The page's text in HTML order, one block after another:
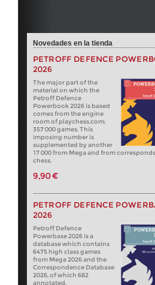
Novedades en la tienda
PETROFF DEFENCE
2026
The major part of the
material on which the
Petroff Defence
Powerbook 2026 is based
comes from the engine
room of playchess.com:
357 000 games. This
imposing number is
supplemented by another
17 000 from Mega and from
chess.
9,90 €
PETROFF DEFENCE
2026
Petroff Defence
Powerbase 2026 is a
database which contains
6475 high class games
from Mega 2026 and the
Correspondence Database
2026, of which 682
annotated.